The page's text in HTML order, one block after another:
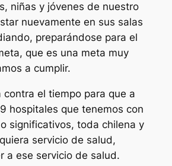
niñas y jóvenes de nuestro
nuevamente en sus salas
preparándose para el
que es una meta muy
a cumplir.
contra el tiempo para que a
hospitales que tenemos con
significativos, toda chilena y
servicio de salud,
a ese servicio de salud.